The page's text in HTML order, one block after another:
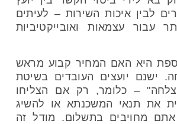
לבין איכות השירות – לעיתים
עבור עצמאות ואובייקטיביות
היא האם המחיר קבוע מראש
ישנם יועצים העובדים בשיטת
– כלומר, רק אם הצליחו
את תנאי המשכנתא או להשיג
אתם מחויבים בתשלום. מודל זה